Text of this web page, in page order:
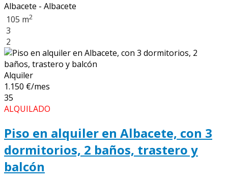
Albacete - Albacete
105 m2
3
2
Alquiler
1.150 €/mes
35
ALQUILADO
Piso en alquiler en Albacete, con 3
dormitorios, 2 baños, trastero y
balcón